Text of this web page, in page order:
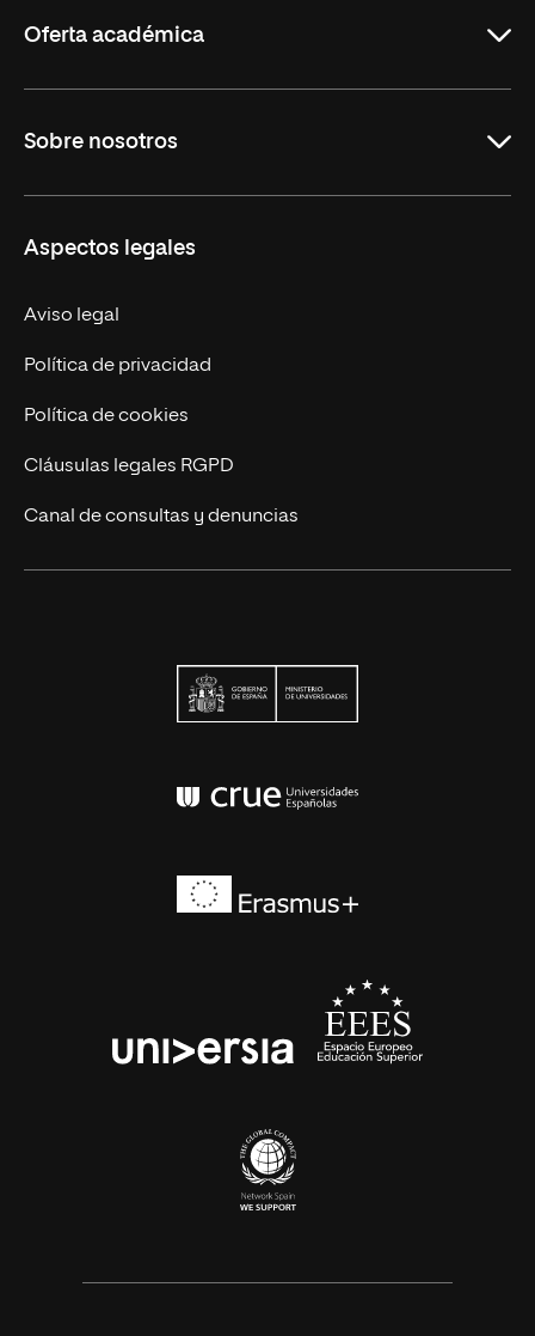
Oferta académica
Maestrías
Sobre nosotros
Trabaja en UNIR
Actualidad UNIR
Contáctanos
Aspectos legales
Aviso legal
Política de privacidad
Política de cookies
Cláusulas legales RGPD
Canal de consultas y denuncias